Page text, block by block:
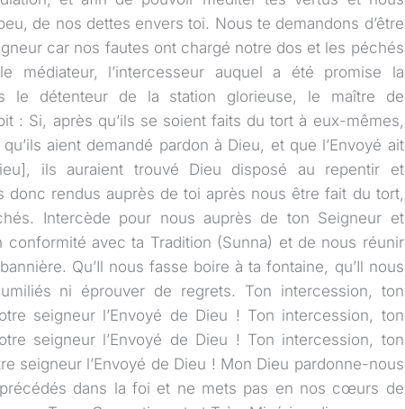
de nos dettes envers toi. Nous te demandons d’être
car nos fautes ont chargé notre dos et les péchés
médiateur, l’intercesseur auquel a été promise la
le détenteur de la station glorieuse, le maître de
: Si, après qu’ils se soient faits du tort à eux-mêmes,
aient demandé pardon à Dieu, et que l’Envoyé ait
ils auraient trouvé Dieu disposé au repentir et
donc rendus auprès de toi après nous être fait du tort,
Intercède pour nous auprès de ton Seigneur et
avec ta Tradition (Sunna) et de nous réunir
Qu’Il nous fasse boire à ta fontaine, qu’Il nous
ni éprouver de regrets. Ton intercession, ton
seigneur l’Envoyé de Dieu ! Ton intercession, ton
seigneur l’Envoyé de Dieu ! Ton intercession, ton
seigneur l’Envoyé de Dieu ! Mon Dieu pardonne-nous
dans la foi et ne mets pas en nos cœurs de